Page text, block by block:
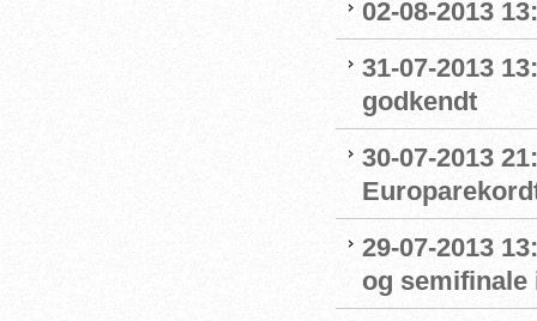
02-08-2013
31-07-2013
godkendt
30-07-2013
29-07-2013
og